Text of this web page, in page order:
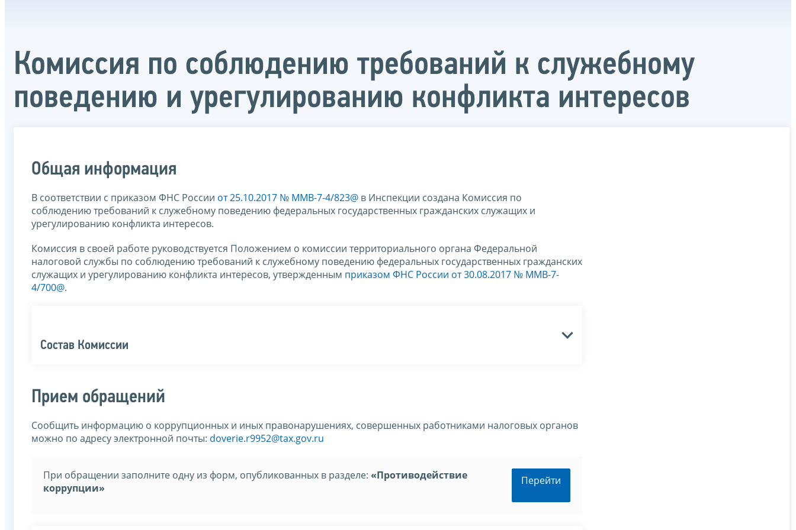
Комиссия по соблюдению требований к служебному
поведению и урегулированию конфликта интересов
Общая информация
В соответствии с приказом ФНС России от 25.10.2017 № ММВ-7-4/823@ в Инспекции создана Комиссия по
соблюдению требований к служебному поведению федеральных государственных гражданских служащих и
урегулированию конфликта интересов.
Комиссия в своей работе руководствуется Положением о комиссии территориального органа Федеральной
налоговой службы по соблюдению требований к служебному поведению федеральных государственных гражданских
служащих и урегулированию конфликта интересов, утвержденным приказом ФНС России от 30.08.2017 № ММВ-7-
4/700@.
Состав Комиссии
Прием обращений
Сообщить информацию о коррупционных и иных правонарушениях, совершенных работниками налоговых органов
можно по адресу электронной почты: doverie.r9952@tax.gov.ru
Перейти
При обращении заполните одну из форм, опубликованных в разделе: «Противодействие
коррупции»